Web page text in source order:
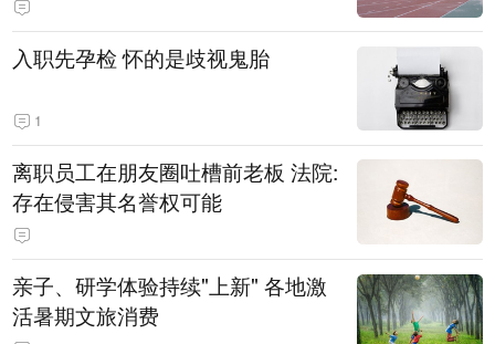
入职先孕检 怀的是歧视鬼胎
1
离职员工在朋友圈吐槽前老板 法院:
存在侵害其名誉权可能
亲子、研学体验持续"上新" 各地激
活暑期文旅消费